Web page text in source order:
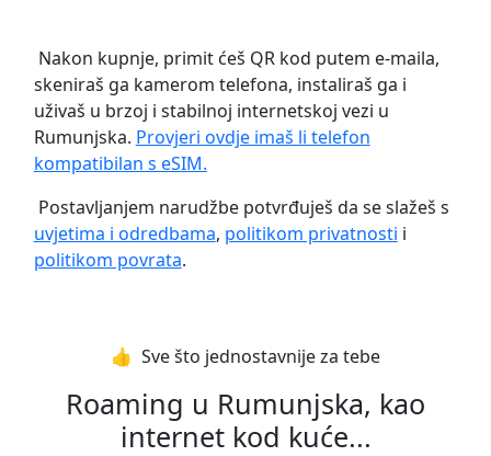
Nakon kupnje, primit ćeš QR kod putem e-maila,
skeniraš ga kamerom telefona, instaliraš ga i
uživaš u brzoj i stabilnoj internetskoj vezi u
Rumunjska. Provjeri ovdje imaš li telefon
kompatibilan s eSIM.
Postavljanjem narudžbe potvrđuješ da se slažeš s
uvjetima i odredbama, politikom privatnosti i
politikom povrata.
👍️ Sve što jednostavnije za tebe
Roaming u Rumunjska, kao
internet kod kuće...